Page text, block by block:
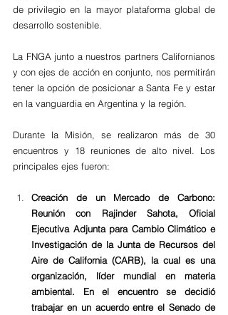
de privilegio en la mayor plataforma global de
desarrollo sostenible.
La FNGA junto a nuestros partners Californianos
y con ejes de acción en conjunto, nos permitirán
tener la opción de posicionar a Santa Fe y estar
en la vanguardia en Argentina y la región.
Durante la Misión, se realizaron más de 30
encuentros y 18 reuniones de alto nivel. Los
principales ejes fueron:
Creación de un Mercado de Carbono:
Reunión con Rajinder Sahota, Oficial
Ejecutiva Adjunta para Cambio Climático e
Investigación de la Junta de Recursos del
Aire de California (CARB), la cual es una
organización, líder mundial en materia
ambiental. En el encuentro se decidió
trabajar en un acuerdo entre el Senado de